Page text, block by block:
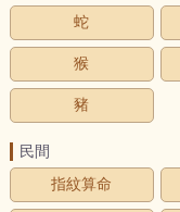
蛇
猴
豬
民間
指紋算命